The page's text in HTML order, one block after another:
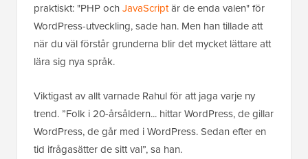
praktiskt: "PHP ochJavaScriptär de enda valen" för
WordPress-utveckling, sade han. Men han tillade att
när du väl förstår grunderna blir det mycket lättare att
lära sig nya språk.
Viktigast av allt varnade Rahul för att jaga varje ny
trend. ”Folk i 20-årsåldern... hittar WordPress, de gillar
WordPress, de går med i WordPress. Sedan efter en
tid ifrågasätter de sitt val”, sa han.